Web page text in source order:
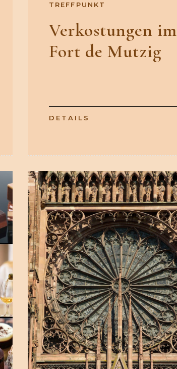
TREFFPUNKT
Verkostungen im
Fort de Mutzig
DETAILS